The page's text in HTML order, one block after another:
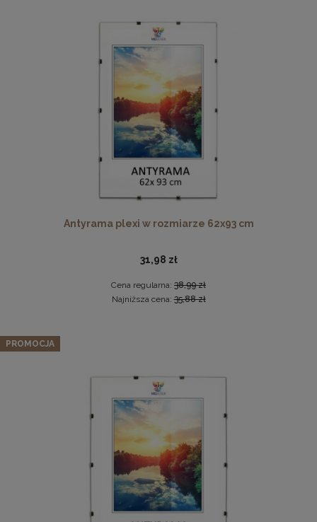
Zestaw 10 szt. ramek na zdjęcia A4 21 x 29,7 cm żółtych, z
naturalnego drewna
115,49 zł
DO KOSZYKA
Ramka na zdjęcia 35 x 50 cm czarna, z naturalnego drewna
37,99 zł
Antyrama plexi w rozmiarze 62x93 cm
31,98 zł
Cena regularna: 38,99 zł
Najniższa cena:35,88 zł
PROMOCJA